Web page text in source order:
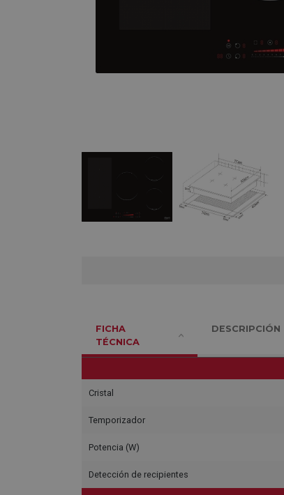
FICHA
TÉCNICA
DESCRIPCIÓN
Cristal
Temporizador
Potencia (W)
Detección de recipientes